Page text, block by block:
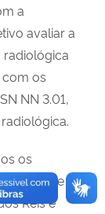
a
avaliar a
os
NN 3.01,
os
de
Reis e